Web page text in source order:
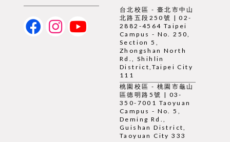
台北校區 - 臺北市中山
北路五段250號 | 02-
2882-4564 Taipei
Campus - No. 250,
Section 5,
Zhongshan North
Rd., Shihlin
District,Taipei City
111
桃園校區 - 桃園市龜山
區德明路5號 | 03-
350-7001 Taoyuan
Campus - No. 5,
Deming Rd.,
Guishan District,
Taoyuan City 333